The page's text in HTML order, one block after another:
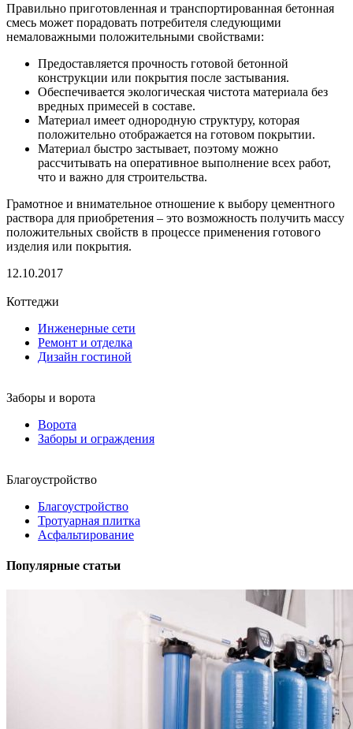
Правильно приготовленная и транспортированная бетонная
смесь может порадовать потребителя следующими
немаловажными положительными свойствами:
Предоставляется прочность готовой бетонной
конструкции или покрытия после застывания.
Обеспечивается экологическая чистота материала без
вредных примесей в составе.
Материал имеет однородную структуру, которая
положительно отображается на готовом покрытии.
Материал быстро застывает, поэтому можно
рассчитывать на оперативное выполнение всех работ,
что и важно для строительства.
Грамотное и внимательное отношение к выбору цементного
раствора для приобретения – это возможность получить массу
положительных свойств в процессе применения готового
изделия или покрытия.
12.10.2017
Коттеджи
Инженерные сети
Ремонт и отделка
Дизайн гостиной
Заборы и ворота
Ворота
Заборы и ограждения
Благоустройство
Благоустройство
Тротуарная плитка
Асфальтирование
Популярные статьи